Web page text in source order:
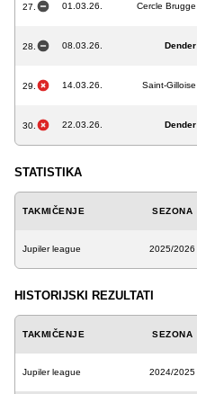
27. 01.03.26. Cercle Brugge
28. 08.03.26. Dender
29. 14.03.26. Saint-Gilloise
30. 22.03.26. Dender
STATISTIKA
TAKMIČENJE SEZONA
Jupiler league 2025/2026
HISTORIJSKI REZULTATI
TAKMIČENJE SEZONA
Jupiler league 2024/2025